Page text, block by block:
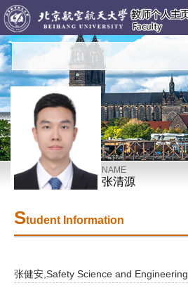
NAME
张清源
Student Information
张健安,Safety Science and Engineering